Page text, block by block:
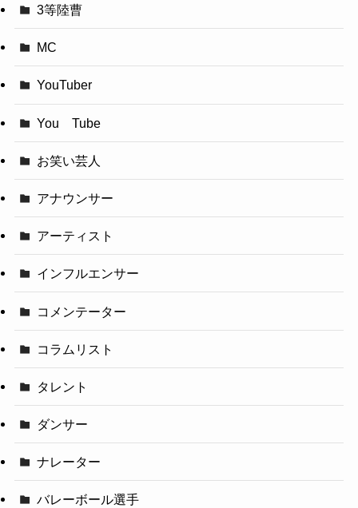
3等陸曹
MC
YouTuber
You Tube
お笑い芸人
アナウンサー
アーティスト
インフルエンサー
コメンテーター
コラムリスト
タレント
ダンサー
ナレーター
バレーボール選手